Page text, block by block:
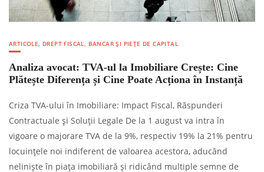
ARTICOLE, DREPT FISCAL, BANCAR ȘI PIEȚE DE CAPITAL
Analiza avocat: TVA-ul la Imobiliare Crește: Cine
Plătește Diferența și Cine Poate Acționa în Instanță
Criza TVA-ului în Imobiliare: Impact Fiscal, Răspunderi
Contractuale și Soluții Legale De la 1 august va intra în
vigoare o majorare TVA de la 9%, respectiv 19% la 21% pentru
locuințele noi indiferent de valoarea acestora, aducând
neliniște în piața imobiliară și ridicând multiple semne de